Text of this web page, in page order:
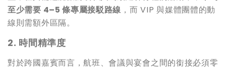
至少需要 4–5 條專屬接駁路線 ，而 VIP 與媒體團體的動
線則需額外區隔。
2. 時間精準度
對於跨國嘉賓而言，航班、會議與宴會之間的銜接必須零